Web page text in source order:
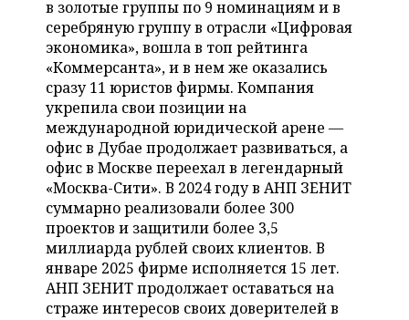
ФИГУРНОЕ КАТАНИЕ
ВОДНЫЕ ВИДЫ СПОРТА
ХОККЕЙ С МЯЧОМ
МЕДИЦИНА
ОБРАЗОВАНИЕ
ПРОИСШЕСТВИЯ
в золотые группы по 9 номинациям и в
серебряную группу в отрасли «Цифровая
экономика», вошла в топ рейтинга
«Коммерсанта», и в нем же оказались
сразу 11 юристов фирмы. Компания
укрепила свои позиции на
международной юридической арене —
офис в Дубае продолжает развиваться, а
офис в Москве переехал в легендарный
«Москва-Сити». В 2024 году в АНП ЗЕНИТ
суммарно реализовали более 300
проектов и защитили более 3,5
миллиарда рублей своих клиентов. В
январе 2025 фирме исполняется 15 лет.
АНП ЗЕНИТ продолжает оставаться на
страже интересов своих доверителей в